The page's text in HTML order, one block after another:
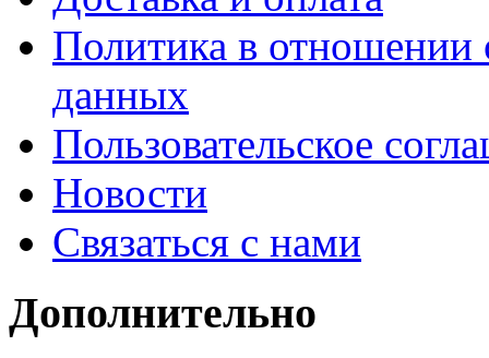
Политика в отношении
данных
Пользовательское
Новости
Связаться с нами
Дополнительно